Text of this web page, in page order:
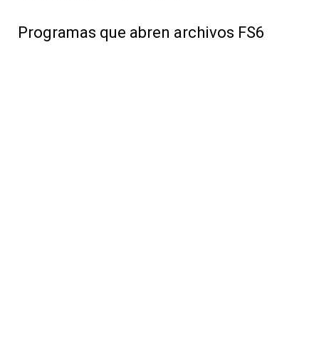
Programas que abren archivos FS6